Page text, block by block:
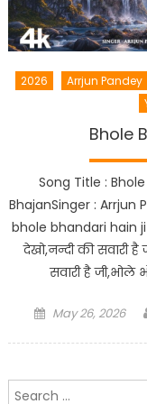
2026 Arrjun Pandey
Bhole
Song Title :
BhajanSinger : Arrjun
bhole bhandari hain
देखो,नन्दी की सवारी है
सवारी है जी,भोले
Posted
May 26, 2026
Search